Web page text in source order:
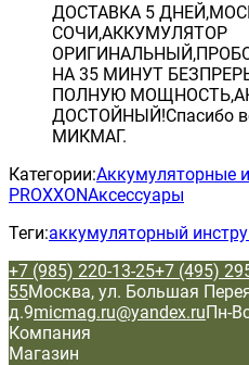
ДОСТАВКА 5
СОЧИ,АККУМУЛЯТОР
НА 35 МИНУТ
ПОЛНУЮ
ДОСТОЙНЫЙ!Спасибо
МИКМАГ.
Категории:Аккумуляторные
PROXXONАксессуары
Теги:аккумуляторный
+7 (985) 220-13-25+7 (495)
55Москва, ул. Большая
д.9micmag.ru@yandex.ruПн-
Компания
Магазин